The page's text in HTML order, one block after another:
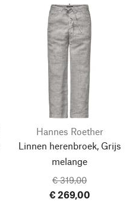
Hannes Roether
Linnen herenbroek, Grijs
melange
€ 319,00
€ 269,00